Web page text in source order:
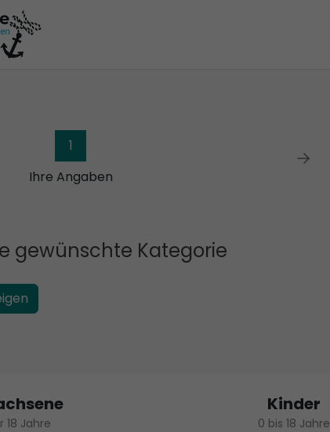
1
Ihre Angaben
gewünschte Kategorie
18 Jahre
Kinder
0 bis 18 Jahre